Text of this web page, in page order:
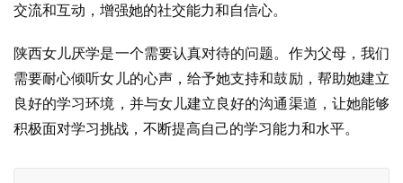
交流和互动，增强她的社交能力和自信心。
陕西女儿厌学是一个需要认真对待的问题。作为父母，我们
需要耐心倾听女儿的心声，给予她支持和鼓励，帮助她建立
良好的学习环境，并与女儿建立良好的沟通渠道，让她能够
积极面对学习挑战，不断提高自己的学习能力和水平。